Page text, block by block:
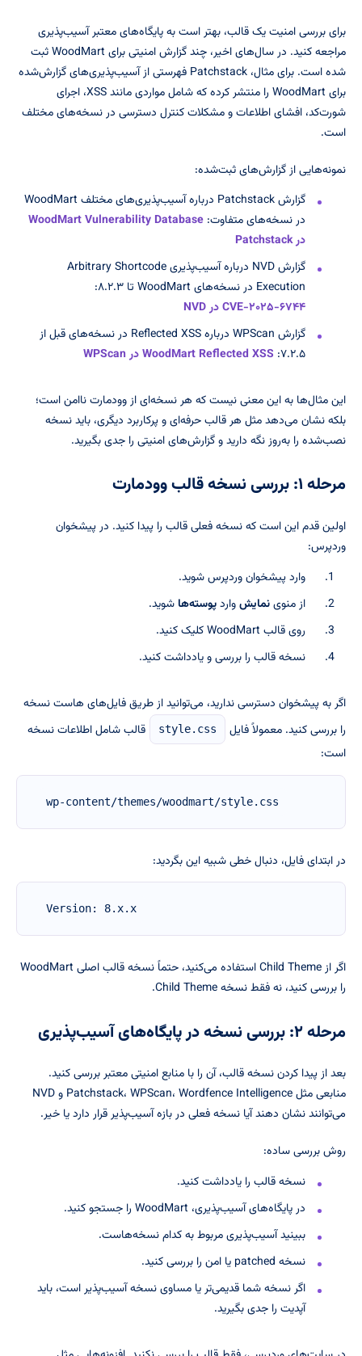
برای بررسی امنیت یک قالب، بهتر است به پایگاه‌های معتبر آسیب‌پذیری
مراجعه کنید. در سال‌های اخیر، چند گزارش امنیتی برای WoodMart ثبت
شده است. برای مثال، Patchstack فهرستی از آسیب‌پذیری‌های گزارش‌شده
برای WoodMart را منتشر کرده که شامل مواردی مانند XSS، اجرای
شورت‌کد، افشای اطلاعات و مشکلات کنترل دسترسی در نسخه‌های مختلف
است.
نمونه‌هایی از گزارش‌های ثبت‌شده:
گزارش Patchstack درباره آسیب‌پذیری‌های مختلف WoodMart
در نسخه‌های متفاوت: WoodMart Vulnerability Database
در Patchstack
گزارش NVD درباره آسیب‌پذیری Arbitrary Shortcode
Execution در نسخه‌های WoodMart تا ۸.۲.۳:
CVE-۲۰۲۵-۶۷۴۴ در NVD
گزارش WPScan درباره Reflected XSS در نسخه‌های قبل از
۷.۲.۵: WoodMart Reflected XSS در WPScan
این مثال‌ها به این معنی نیست که هر نسخه‌ای از وودمارت ناامن است؛
بلکه نشان می‌دهد مثل هر قالب حرفه‌ای و پرکاربرد دیگری، باید نسخه
نصب‌شده را به‌روز نگه دارید و گزارش‌های امنیتی را جدی بگیرید.
مرحله ۱: بررسی نسخه قالب وودمارت
اولین قدم این است که نسخه فعلی قالب را پیدا کنید. در پیشخوان
وردپرس:
وارد پیشخوان وردپرس شوید.
از منوینمایشواردپوسته‌ها شوید.
روی قالب WoodMart کلیک کنید.
نسخه قالب را بررسی و یادداشت کنید.
اگر به پیشخوان دسترسی ندارید، می‌توانید از طریق فایل‌های هاست نسخه
را بررسی کنید. معمولاً فایل
style.css
قالب شامل اطلاعات نسخه
است:
wp-content/themes/woodmart/style.css
در ابتدای فایل، دنبال خطی شبیه این بگردید:
Version: 8.x.x
اگر از Child Theme استفاده می‌کنید، حتماً نسخه قالب اصلی WoodMart
را بررسی کنید، نه فقط نسخه Child Theme.
مرحله ۲: بررسی نسخه در پایگاه‌های آسیب‌پذیری
بعد از پیدا کردن نسخه قالب، آن را با منابع امنیتی معتبر بررسی کنید.
منابعی مثل Patchstack، WPScan، Wordfence Intelligence و NVD
می‌توانند نشان دهند آیا نسخه فعلی در بازه آسیب‌پذیر قرار دارد یا خیر.
روش بررسی ساده:
نسخه قالب را یادداشت کنید.
در پایگاه‌های آسیب‌پذیری، WoodMart را جستجو کنید.
ببینید آسیب‌پذیری مربوط به کدام نسخه‌هاست.
نسخه patched یا امن را بررسی کنید.
اگر نسخه شما قدیمی‌تر یا مساوی نسخه آسیب‌پذیر است، باید
آپدیت را جدی بگیرید.